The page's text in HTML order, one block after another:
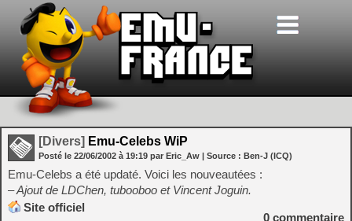
[Divers] Emu-Celebs WiP
Posté le 22/06/2002 à 19:19 par Eric_Aw | Source : Ben-J (ICQ)
Emu-Celebs a été updaté. Voici les nouveautées :
– Ajout de LDChen, tubooboo et Vincent Joguin.
Site officiel
0 commentaire